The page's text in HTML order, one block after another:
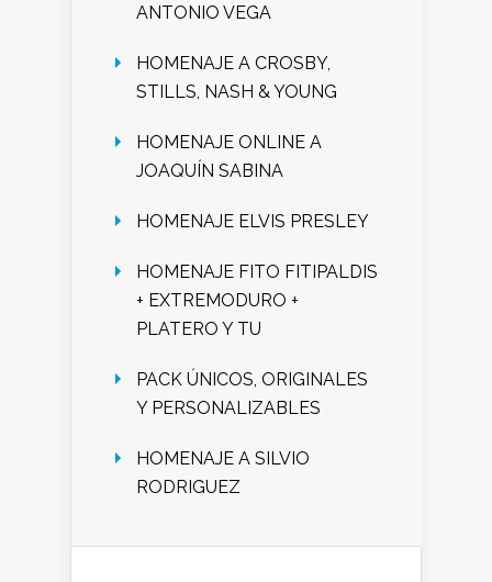
ANTONIO VEGA
HOMENAJE A CROSBY,
STILLS, NASH & YOUNG
HOMENAJE ONLINE A
JOAQUÍN SABINA
HOMENAJE ELVIS PRESLEY
HOMENAJE FITO FITIPALDIS
+ EXTREMODURO +
PLATERO Y TU
PACK ÚNICOS, ORIGINALES
Y PERSONALIZABLES
HOMENAJE A SILVIO
RODRIGUEZ